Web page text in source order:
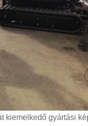
kiemelkedő gyártási